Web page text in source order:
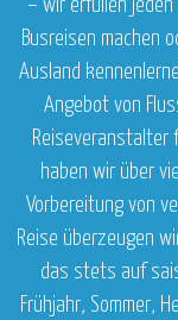
– wir erfüllen
Busreisen machen
Ausland
Angebot von
Reiseveranstalter
haben wir über
Vorbereitung von
Reise überzeugen
das stets auf
Frühjahr, Sommer,